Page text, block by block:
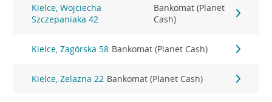
Kielce, Wojciecha
Szczepaniaka 42
Bankomat (Planet
Cash)
Kielce, Zagórska 58 Bankomat (Planet Cash)
Kielce, Żelazna 22 Bankomat (Planet Cash)